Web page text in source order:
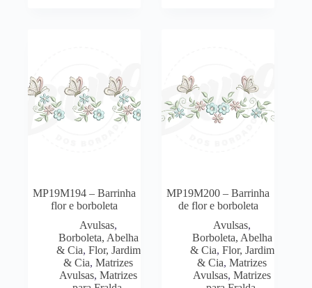
MP19M194 – Barrinha
flor e borboleta
Avulsas,
Borboleta, Abelha
& Cia, Flor, Jardim
& Cia,Matrizes
Avulsas,Matrizes
MP19M200 – Barrinha
de flor e borboleta
Avulsas,
Borboleta, Abelha
& Cia, Flor, Jardim
& Cia,Matrizes
Avulsas,Matrizes